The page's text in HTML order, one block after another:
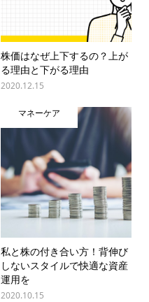
株価はなぜ上下するの？上が
る理由と下がる理由
2020.12.15
マネーケア
私と株の付き合い方！背伸び
しないスタイルで快適な資産
運用を
2020.10.15